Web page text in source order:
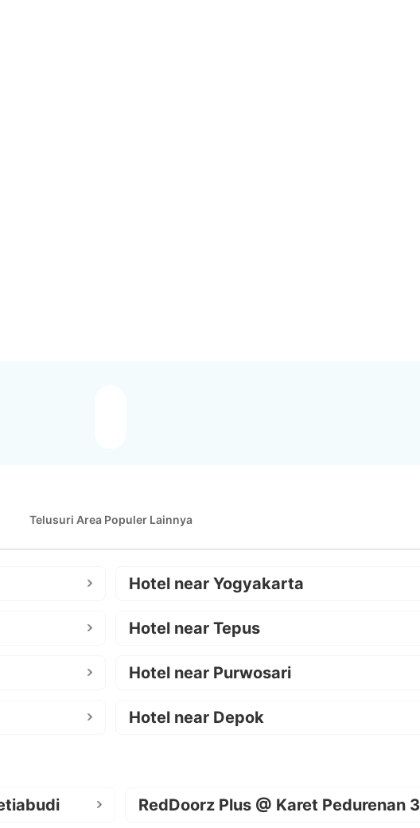
Telusuri Area Populer Lainnya
Hotel near Yogyakarta
Hotel near Tepus
Hotel near Purwosari
Hotel near Depok
RedDoorz Plus @ Karet Pedurenan 3